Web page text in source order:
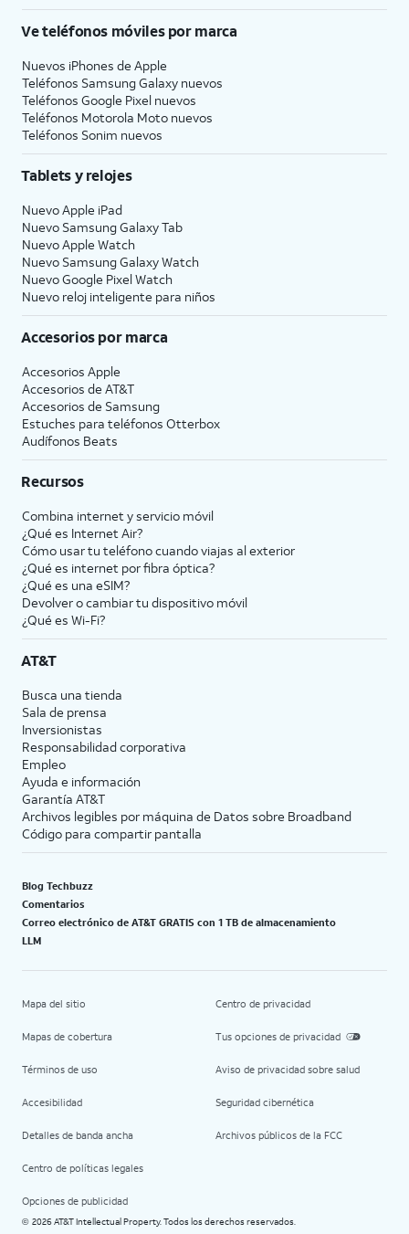
Ve teléfonos móviles por marca
Nuevos iPhones de Apple
Teléfonos Samsung Galaxy nuevos
Teléfonos Google Pixel nuevos
Teléfonos Motorola Moto nuevos
Teléfonos Sonim nuevos
Tablets y relojes
Nuevo Apple iPad
Nuevo Samsung Galaxy Tab
Nuevo Apple Watch
Nuevo Samsung Galaxy Watch
Nuevo Google Pixel Watch
Nuevo reloj inteligente para niños
Accesorios por marca
Accesorios Apple
Accesorios de AT&T
Accesorios de Samsung
Estuches para teléfonos Otterbox
Audífonos Beats
Recursos
Combina internet y servicio móvil
¿Qué es Internet Air?
Cómo usar tu teléfono cuando viajas al exterior
¿Qué es internet por fibra óptica?
¿Qué es una eSIM?
Devolver o cambiar tu dispositivo móvil
¿Qué es Wi-Fi?
AT&T
Busca una tienda
Sala de prensa
Inversionistas
Responsabilidad corporativa
Empleo
Ayuda e información
Garantía AT&T
Archivos legibles por máquina de Datos sobre Broadband
Código para compartir pantalla
Blog Techbuzz
Comentarios
Correo electrónico de AT&T GRATIS con 1 TB de almacenamiento
LLM
Mapa del sitio
Mapas de cobertura
Términos de uso
Accesibilidad
Detalles de banda ancha
Centro de políticas legales
Opciones de publicidad
Centro de privacidad
Tus opciones de privacidad
Aviso de privacidad sobre salud
Seguridad cibernética
Archivos públicos de la FCC
© 2026 AT&T Intellectual Property. Todos los derechos reservados.